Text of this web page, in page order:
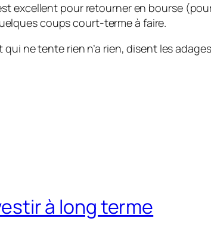
excellent pour retourner en bourse
coups court-terme à faire.
qui ne tente rien n’a rien, disent les
à long terme